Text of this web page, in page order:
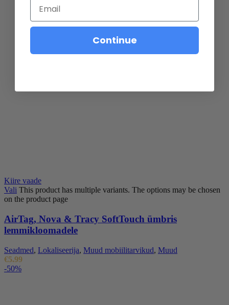
Kiire vaade
Vali This product has multiple variants. The options may be chosen
on the product page
AirTag, Nova & Tracy SoftTouch ümbris
lemmikloomadele
Seadmed, Lokaliseerija, Muud mobiilitarvikud, Muud
€5.99
-50%
Continue